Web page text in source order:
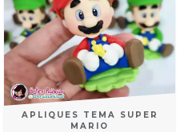
APLIQUES TEMA SUPER
MARIO